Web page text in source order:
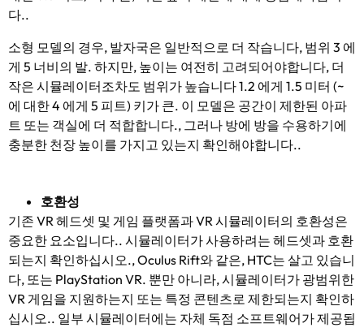
다..
소형 모델의 경우, 발자국은 일반적으로 더 작습니다, 범위 3 에
게 5 너비의 발. 하지만, 높이는 여전히 고려되어야합니다, 더
작은 시뮬레이터조차도 범위가 높습니다 1.2 에게 1.5 미터 (~
에 대한 4 에게 5 피트) 키가 큰. 이 모델은 공간이 제한된 아파
트 또는 객실에 더 적합합니다., 그러나 방에 방을 수용하기에
충분한 천장 높이를 가지고 있는지 확인해야합니다..
호환성
기존 VR 헤드셋 및 게임 플랫폼과 VR 시뮬레이터의 호환성은
중요한 요소입니다.. 시뮬레이터가 사용하려는 헤드셋과 호환
되는지 확인하십시오., Oculus Rift와 같은, HTC는 살고 있습니
다, 또는 PlayStation VR. 뿐만 아니라, 시뮬레이터가 광범위한
VR 게임을 지원하는지 또는 특정 콘텐츠로 제한되는지 확인하
십시오.. 일부 시뮬레이터에는 자체 독점 소프트웨어가 제공됩